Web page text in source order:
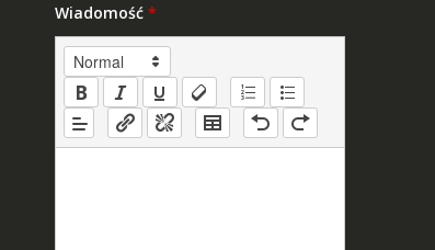
Wiadomość *